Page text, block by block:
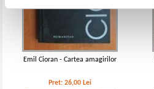
Emil Cioran - Cartea amagirilor
Pret:26,00 Lei